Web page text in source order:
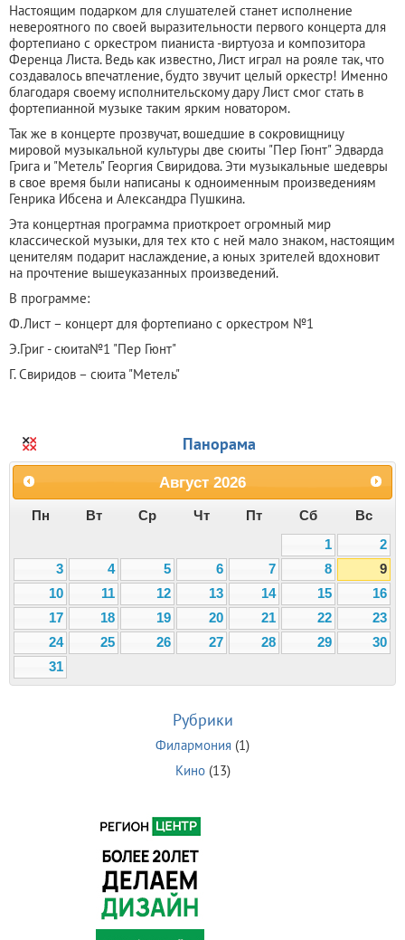
Настоящим подарком для слушателей станет исполнение
невероятного по своей выразительности первого концерта для
фортепиано с оркестром пианиста -виртуоза и композитора
Ференца Листа. Ведь как известно, Лист играл на рояле так, что
создавалось впечатление, будто звучит целый оркестр! Именно
благодаря своему исполнительскому дару Лист смог стать в
фортепианной музыке таким ярким новатором.
Так же в концерте прозвучат, вошедшие в сокровищницу
мировой музыкальной культуры две сюиты "Пер Гюнт" Эдварда
Грига и "Метель" Георгия Свиридова. Эти музыкальные шедевры
в свое время были написаны к одноименным произведениям
Генрика Ибсена и Александра Пушкина.
Эта концертная программа приоткроет огромный мир
классической музыки, для тех кто с ней мало знаком, настоящим
ценителям подарит наслаждение, а юных зрителей вдохновит
на прочтение вышеуказанных произведений.
В программе:
Ф.Лист – концерт для фортепиано с оркестром №1
Э.Григ - сюита№1 "Пер Гюнт"
Г. Свиридов – сюита "Метель"
Панорама
Август 2026
Пн Вт Ср Чт Пт Сб
Вс
1
2
3
4 5 6 7 8
9
10
11 12 13 14 15
16
17
18 19 20 21 22
23
24
25 26 27 28 29
30
31
Рубрики
Филармония (1)
Кино(13)